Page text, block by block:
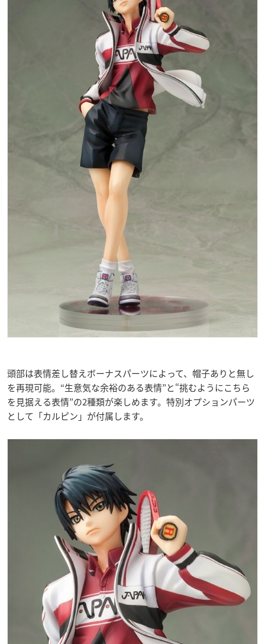
頭部は表情差し替えボーナスパーツによって、帽子ありと無し
を再現可能。“生意気な余裕のある表情”と“挑むようにこちら
を見据える表情”の2種類が楽しめます。特別オプションパーツ
として「カルピン」が付属します。